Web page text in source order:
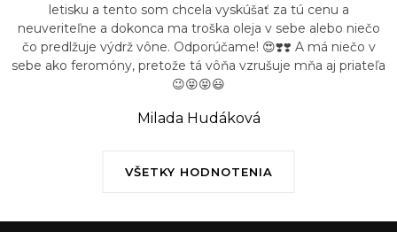
VŠETKY HODNOTENIA
letisku a tento som chcela vyskúšať za tú cenu a
neuveriteľne a dokonca ma troška oleja v sebe alebo niečo
čo predlžuje výdrž vône. Odporúčame! 😍❣️❣️ A má niečo v
sebe ako feromóny, pretože tá vôňa vzrušuje mňa aj priateľa
😉😝😝😃
Milada Hudáková